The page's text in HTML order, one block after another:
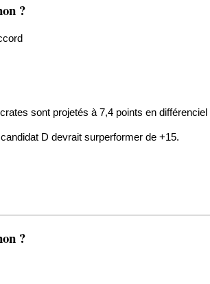
?
sont projetés à 7,4 points en
D devrait surperformer de +15.
?